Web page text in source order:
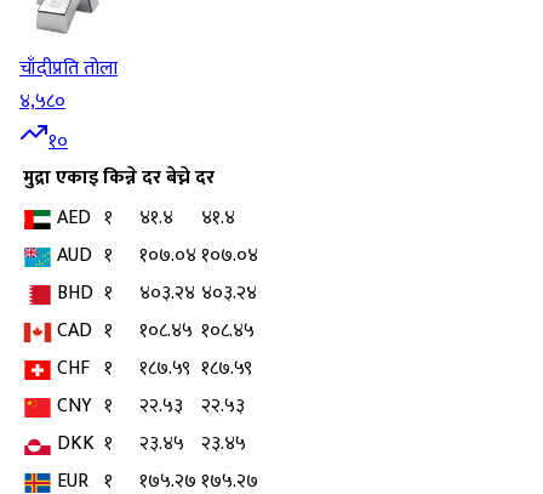
चाँदीप्रति तोला
४,५८०
१०
मुद्राएकाइकिन्ने दरबेच्ने दर
AED १ ४१.४
४१.४
AUD १ १०७.०४१०७.०४
BHD १ ४०३.२४ ४०३.२४
CAD १ १०८.४५ १०८.४५
CHF १ १८७.५९ १८७.५९
CNY १ २२.५३
२२.५३
DKK १ २३.४५ २३.४५
EUR १ १७५.२७१७५.२७